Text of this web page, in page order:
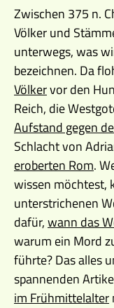
Zwischen 375 n.
Völker und
unterwegs, was
bezeichnen. Da
Völkervor den
Reich, die
Aufstand gegen
Schlacht von
eroberten Rom.
wissen möchtest,
unterstrichenen
dafür,wann das
warum ein Mord
führte? Das alles
spannenden
im Frühmittelalter